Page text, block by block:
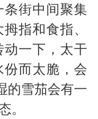
街中间聚集
指和食指、
一下，太干
而太脆，会
的雪茄会有一
。